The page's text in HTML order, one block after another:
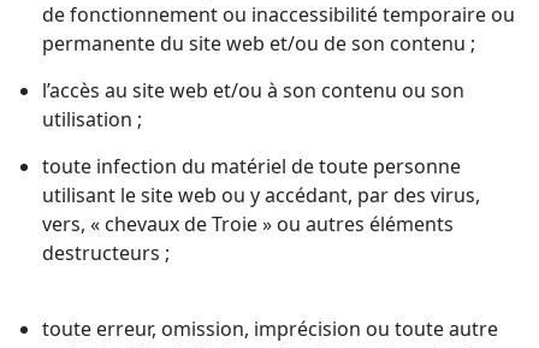
de fonctionnement ou inaccessibilité temporaire ou
permanente du site web et/ou de son contenu ;
l’accès au site web et/ou à son contenu ou son
utilisation ;
toute infection du matériel de toute personne
utilisant le site web ou y accédant, par des virus,
vers, « chevaux de Troie » ou autres éléments
destructeurs ;
toute erreur, omission, imprécision ou toute autre